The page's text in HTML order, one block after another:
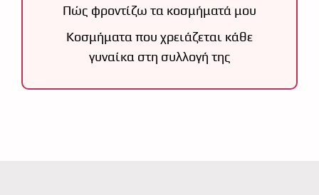
Πώς φροντίζω τα κοσμήματά μου
Κοσμήματα που χρειάζεται κάθε
γυναίκα στη συλλογή της